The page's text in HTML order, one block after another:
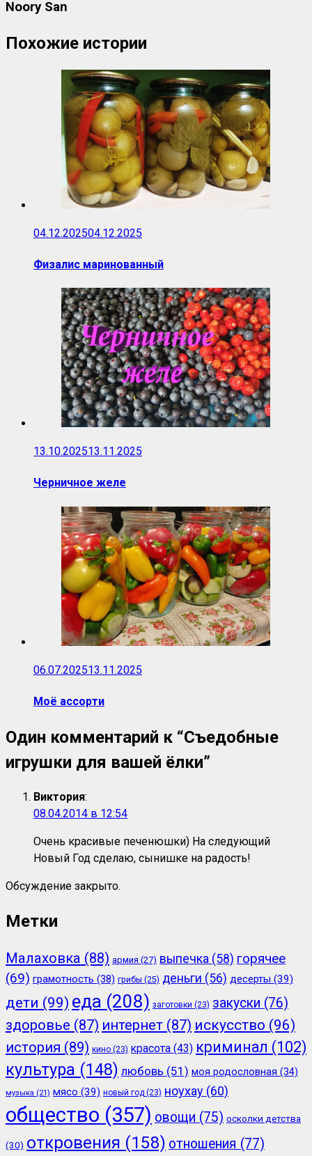
Noory San
Похожие истории
04.12.202504.12.2025
Физалис маринованный
13.10.202513.11.2025
Черничное желе
06.07.202513.11.2025
Моё ассорти
Один комментарий к “Съедобные
игрушки для вашей ёлки”
Виктория:
08.04.2014 в 12:54
Очень красивые печенюшки) На следующий
Новый Год сделаю, сынишке на радость!
Обсуждение закрыто.
Метки
Малаховка (88) армия (27) выпечка (58) горячее
(69) грамотность (38) грибы (25) деньги (56) десерты (39)
дети (99) еда (208) заготовки (23) закуски (76)
здоровье (87) интернет (87) искусство (96)
история (89) кино (23) красота (43) криминал (102)
культура (148) любовь (51) моя родословная (34)
музыка (21) мясо (39) новый год (23) ноухау (60)
общество (357) овощи (75) осколки детства
(30) откровения (158) отношения (77)